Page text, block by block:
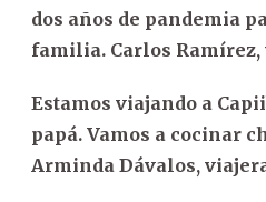
dos años de pandemia
familia. Carlos Ramírez,
Estamos viajando a
papá. Vamos a cocinar
Arminda Dávalos,